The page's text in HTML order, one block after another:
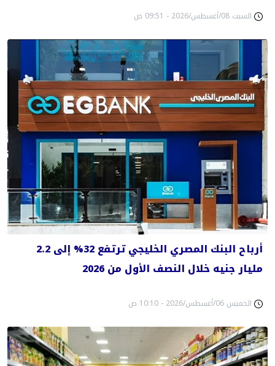
السبت 08/أغسطس/2026 - 09:51 ص
أرباح البنك المصري الخليجي ترتفع 32% إلى 2.2
مليار جنيه خلال النصف الأول من 2026
الخميس 06/أغسطس/2026 - 10:10 ص